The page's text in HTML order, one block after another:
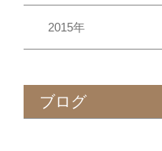
2015年
ブログ